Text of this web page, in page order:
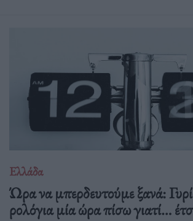
Ελλάδα
Ώρα να μπερδευτούμε ξανά:
ρολόγια μία ώρα πίσω γιατί…